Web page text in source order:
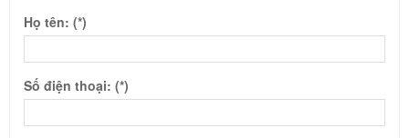
Họ tên: (*)
Số điện thoại: (*)